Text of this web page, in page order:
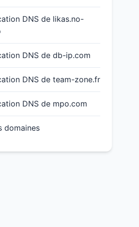
DNS de likas.no-
DNS de db-ip.com
DNS de team-zone.fr
DNS de mpo.com
domaines